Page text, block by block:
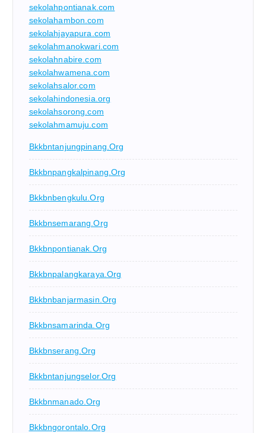
sekolahpontianak.com
sekolahambon.com
sekolahjayapura.com
sekolahmanokwari.com
sekolahnabire.com
sekolahwamena.com
sekolahsalor.com
sekolahindonesia.org
sekolahsorong.com
sekolahmamuju.com
Bkkbntanjungpinang.org
Bkkbnpangkalpinang.org
Bkkbnbengkulu.org
Bkkbnsemarang.org
Bkkbnpontianak.org
Bkkbnpalangkaraya.org
Bkkbnbanjarmasin.org
Bkkbnsamarinda.org
Bkkbnserang.org
Bkkbntanjungselor.org
Bkkbnmanado.org
Bkkbngorontalo.org